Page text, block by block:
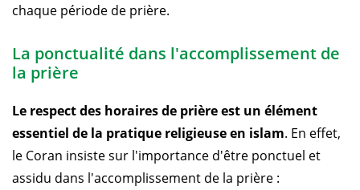
chaque période de prière.
La ponctualité dans l'accomplissement de
la prière
Le respect des horaires de prière est un élément
essentiel de la pratique religieuse en islam. En effet,
le Coran insiste sur l'importance d'être ponctuel et
assidu dans l'accomplissement de la prière :